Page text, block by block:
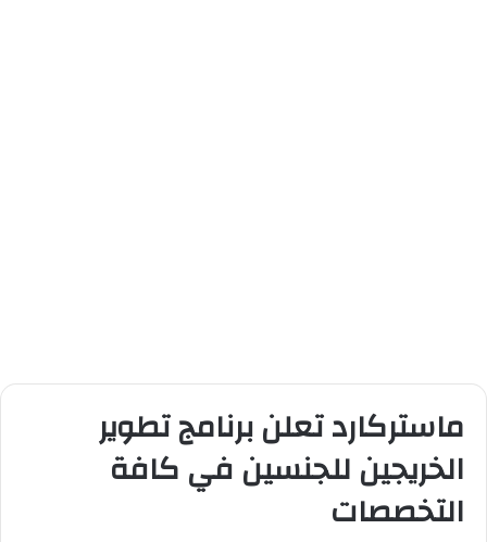
ماستركارد تعلن برنامج تطوير
الخريجين للجنسين في كافة
التخصصات